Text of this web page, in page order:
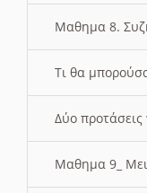
Μαθημα 8.
Τι θα
Δύο
Μαθημα 9_